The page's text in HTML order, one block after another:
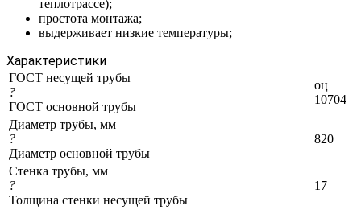
теплотрассе);
простота монтажа;
выдерживает низкие температуры;
Характеристики
ГОСТ несущей трубы
?
ГОСТ основной трубы
оц
10704
Диаметр трубы, мм
?
Диаметр основной трубы
820
Стенка трубы, мм
?
Толщина стенки несущей трубы
17